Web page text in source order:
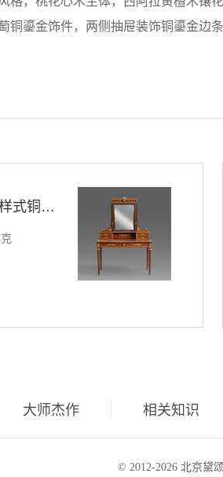
铜鎏金饰件，两侧抽屉装饰铜鎏金边
路易十六样式铜鎏金装饰桃花心木镶花梳妆台
大师杰作 相关知识
© 2012-2026 北京黛